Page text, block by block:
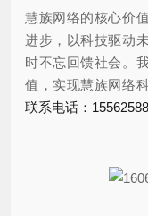
慧族网络的核心价
进步，以科技驱动
时不忘回馈社会。
值，实现慧族网络
联系电话：